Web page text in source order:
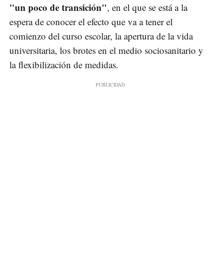
"un poco de transición", en el que se está a la
espera de conocer el efecto que va a tener el
comienzo del curso escolar, la apertura de la vida
universitaria, los brotes en el medio sociosanitario y
la flexibilización de medidas.